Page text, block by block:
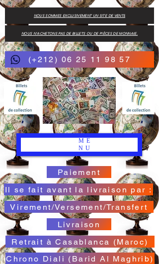
(+212) 06 25 11 98 57
ME
NU
Paiement
Virement/Versement/Transfert
Livraison
Retrait à Casablanca (Maroc)
Il se fait avant la livraison par :
Chrono Diali (Barid Al Maghrib)
NOUS N'ACHETONS PAS DE BILLETS OU DE PIÈCES DE MONNAIE.
NOUS SOMMES EXCLUSIVEMENT UN SITE DE VENTE